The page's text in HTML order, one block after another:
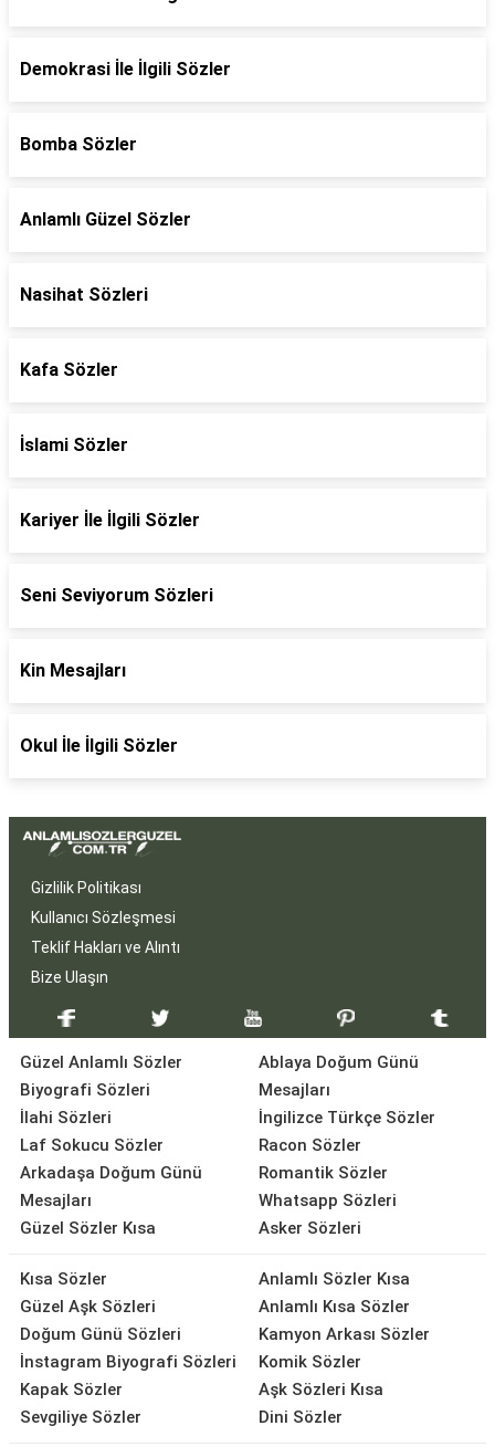
Demokrasi İle İlgili Sözler
Bomba Sözler
Anlamlı Güzel Sözler
Nasihat Sözleri
Kafa Sözler
İslami Sözler
Kariyer İle İlgili Sözler
Seni Seviyorum Sözleri
Kin Mesajları
Okul İle İlgili Sözler
Gizlilik Politikası
Kullanıcı Sözleşmesi
Teklif Hakları ve Alıntı
Bize Ulaşın
Güzel Anlamlı Sözler
Biyografi Sözleri
İlahi Sözleri
Laf Sokucu Sözler
Arkadaşa Doğum Günü
Mesajları
Güzel Sözler Kısa
Ablaya Doğum Günü
Mesajları
İngilizce Türkçe Sözler
Racon Sözler
Romantik Sözler
Whatsapp Sözleri
Asker Sözleri
Kısa Sözler
Güzel Aşk Sözleri
Doğum Günü Sözleri
İnstagram Biyografi Sözleri
Kapak Sözler
Sevgiliye Sözler
Anlamlı Sözler Kısa
Anlamlı Kısa Sözler
Kamyon Arkası Sözler
Komik Sözler
Aşk Sözleri Kısa
Dini Sözler